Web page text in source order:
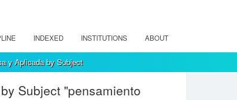
INDEXED INSTITUTIONS ABOUT
y Aplicada by Subject
Subject "pensamiento